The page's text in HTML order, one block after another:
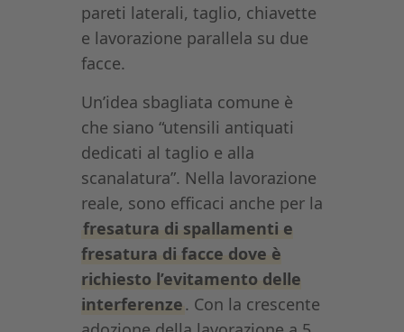
pareti laterali, taglio, chiavette
e lavorazione parallela su due
facce.
Un’idea sbagliata comune è
che siano “utensili antiquati
dedicati al taglio e alla
scanalatura”. Nella lavorazione
reale, sono efficaci anche per la
fresatura di spallamenti e
fresatura di facce dove è
richiesto l’evitamento delle
interferenze. Con la crescente